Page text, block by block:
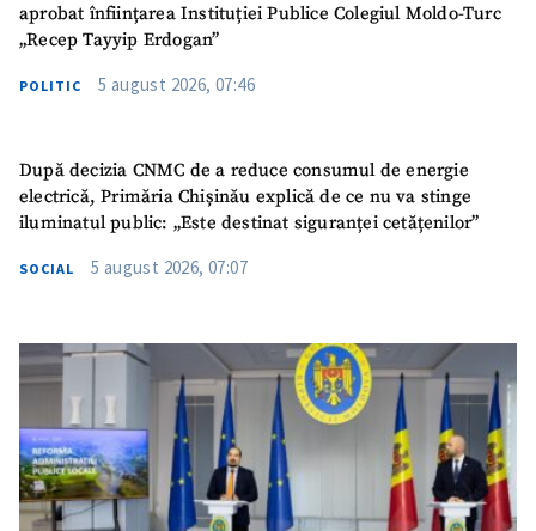
aprobat înființarea Instituției Publice Colegiul Moldo-Turc
„Recep Tayyip Erdogan”
POLITIC 5 august 2026, 07:46
După decizia CNMC de a reduce consumul de energie
electrică, Primăria Chișinău explică de ce nu va stinge
iluminatul public: „Este destinat siguranței cetățenilor”
SOCIAL 5 august 2026, 07:07